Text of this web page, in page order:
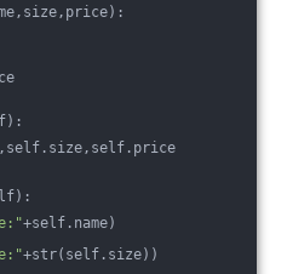
+self.name)
+str(self.size))